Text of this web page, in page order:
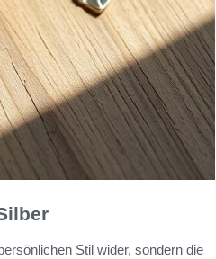
Stil wider, sondern die